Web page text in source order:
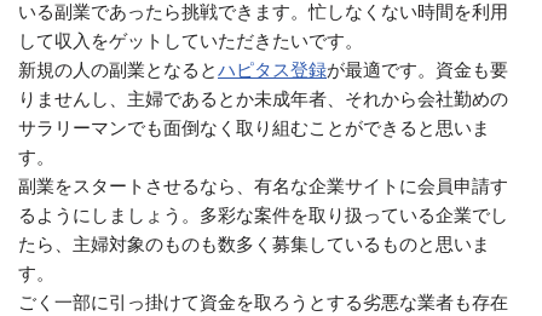
いる副業であったら挑戦できます。忙しなくない時間を利用
して収入をゲットしていただきたいです。
新規の人の副業となるとハピタス登録が最適です。資金も要
りませんし、主婦であるとか未成年者、それから会社勤めの
サラリーマンでも面倒なく取り組むことができると思いま
す。
副業をスタートさせるなら、有名な企業サイトに会員申請す
るようにしましょう。多彩な案件を取り扱っている企業でし
たら、主婦対象のものも数多く募集しているものと思いま
す。
ごく一部に引っ掛けて資金を取ろうとする劣悪な業者も存在